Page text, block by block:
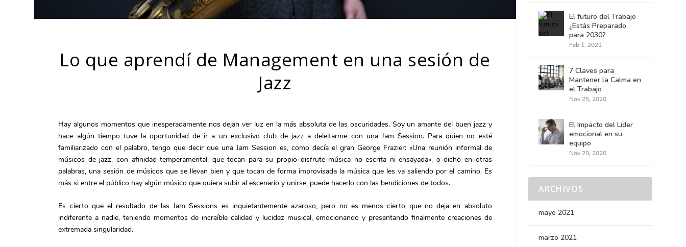
Lo que aprendí de Management en una sesión de
Jazz
Hay algunos momentos que inesperadamente nos dejan ver luz en la más absoluta de las oscuridades. Soy un amante del buen jazz y
hace algún tiempo tuve la oportunidad de ir a un exclusivo club de jazz a deleitarme con una Jam Session. Para quien no esté
familiarizado con el palabro, tengo que decir que una Jam Session es, como decía el gran George Frazier: «Una reunión informal de
músicos de jazz, con afinidad temperamental, que tocan para su propio disfrute música no escrita ni ensayada», o dicho en otras
palabras, una sesión de músicos que se llevan bien y que tocan de forma improvisada la música que les va saliendo por el camino. Es
más si entre el público hay algún músico que quiera subir al escenario y unirse, puede hacerlo con las bendiciones de todos.
Es cierto que el resultado de las Jam Sessions es inquietantemente azaroso, pero no es menos cierto que no deja en absoluto
indiferente a nadie, teniendo momentos de increíble calidad y lucidez musical, emocionando y presentando finalmente creaciones de
extremada singularidad.
El futuro del Trabajo
¿Estás Preparado
para 2030?
Feb 1, 2021
7 Claves para
Mantener la Calma en
el Trabajo
Nov 25, 2020
El Impacto del Líder
emocional en su
equipo
Nov 20, 2020
ARCHIVOS
mayo 2021
marzo 2021